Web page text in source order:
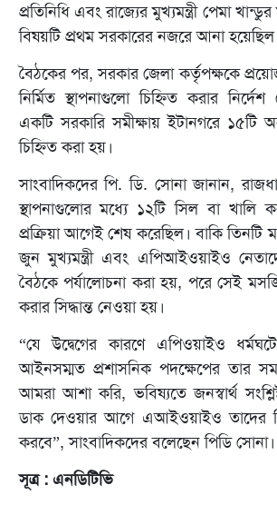
প্রতিনিধি এবং রাজ্যের মুখ্যমন্ত্রী পেমা
বিষয়টি প্রথম সরকারের নজরে আনা
বৈঠকের পর, সরকার জেলা কর্তৃপক্ষকে
নির্মিত স্থাপনাগুলো চিহ্নিত করার
একটি সরকারি সমীক্ষায় ইটানগরে ১৫টি
চিহ্নিত করা হয়।
সাংবাদিকদের পি. ডি. সোনা জানান,
স্থাপনাগুলোর মধ্যে ১২টি সিল বা খালি
প্রক্রিয়া আগেই শেষ করেছিল। বাকি তিনটি
জুন মুখ্যমন্ত্রী এবং এপিআইওয়াইও
বৈঠকে পর্যালোচনা করা হয়, পরে সেই
করার সিদ্ধান্ত নেওয়া হয়।
“যে উদ্বেগের কারণে এপিওয়াইও
আইনসম্মত প্রশাসনিক পদক্ষেপের তার
আমরা আশা করি, ভবিষ্যতে জনস্বার্থ
ডাক দেওয়ার আগে এআইওয়াইও তাদের
করবে”, সাংবাদিকদের বলেছেন পিডি সোনা।
সূত্র : এনডিটিভি